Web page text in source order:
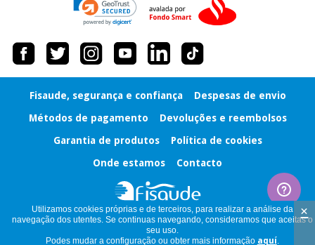
Fisaude, segurança e confiança
Despesas de envio
Métodos de pagamento
Devoluções e reembolsos
Garantia de produtos
Política de cookies
Onde estamos
Contacto
Utilizamos cookies próprias e de terceiros, para realizar a análise da
navegação dos utentes. Se continuas navegando, consideramos que aceitas o
seu uso.
Podes mudar a configuração ou obter mais informação aquí.
×